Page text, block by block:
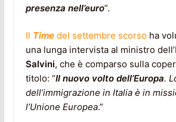
presenza nell’euro”.
Il Timedel settembre scorsoha
una lunga intervista al ministro
Salvini, che è comparso sulla
titolo: “Il nuovo volto dell’Europa.
dell’immigrazione in Italia è in
l’Unione Europea.”